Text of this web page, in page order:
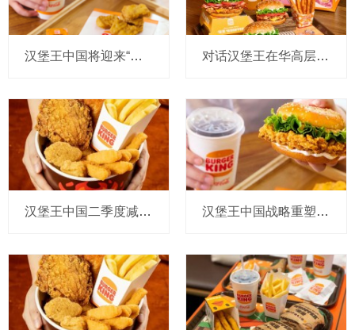
汉堡王中国将迎来“餐饮界大佬”：原肯德基中国总经理黄进栓任新董事长，他也是新东家的运营合伙人 对话汉堡王在华高层：再挖来两位中国餐饮老将，寻找潜在合作伙伴谈判进展顺利
汉堡王中国二季度减少100家店，全球CEO说刚注资超2亿，在华系统销售额增至12亿，要以紧迫感寻找新操盘手 汉堡王中国战略重塑后首推出全新炸鸡汉堡，要释放“破圈本土化”信号